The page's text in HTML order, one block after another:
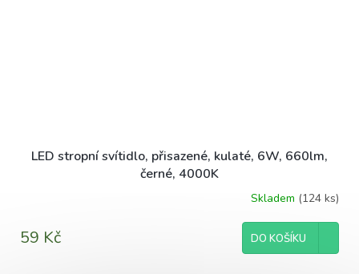
LED stropní svítidlo, přisazené, kulaté, 6W, 660lm,
černé, 4000K
Skladem (124 ks)
59 Kč DO KOŠÍKU